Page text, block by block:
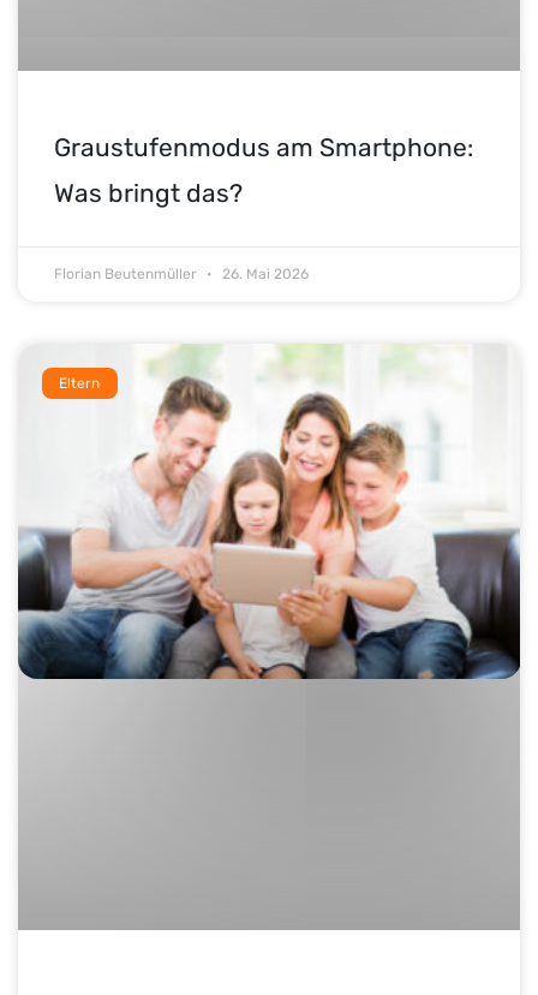
Graustufenmodus am Smartphone:
Was bringt das?
Florian Beutenmüller 26. Mai 2026
Eltern